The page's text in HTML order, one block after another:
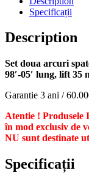
Specificații
Description
Set doua arcuri
98′-05′ lung, lift 35
Garantie 3 ani /
Atentie ! Produsele
în mod exclusiv de
NU sunt destinate
Specificații